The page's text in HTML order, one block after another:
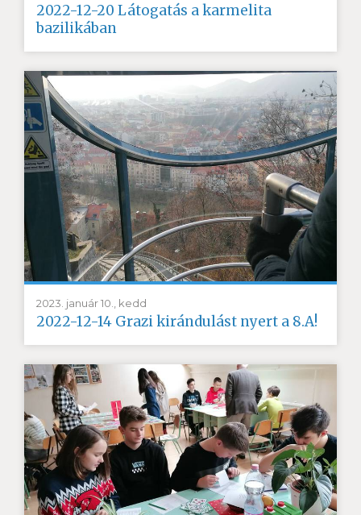
2022-12-20 Látogatás a karmelita
bazilikában
2023. január 10., kedd
2022-12-14 Grazi kirándulást nyert a 8.A!